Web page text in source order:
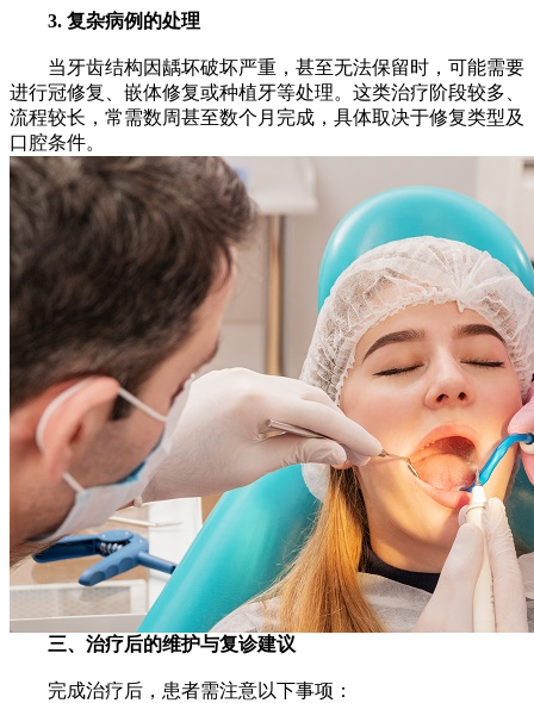
3. 复杂病例的处理
当牙齿结构因龋坏破坏严重，甚至无法保留时，可能需要
进行冠修复、嵌体修复或种植牙等处理。这类治疗阶段较多、
流程较长，常需数周甚至数个月完成，具体取决于修复类型及
口腔条件。
三、治疗后的维护与复诊建议
完成治疗后，患者需注意以下事项：